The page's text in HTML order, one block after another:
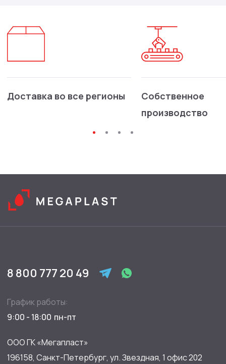
Доставка во все регионы
Собственное
производство
8 800 777 20 49
График работы:
9:00 - 18:00
ООО ГК «Мегапласт»
196158, Санкт-Петербург, ул. Звездная, 1 офис 202